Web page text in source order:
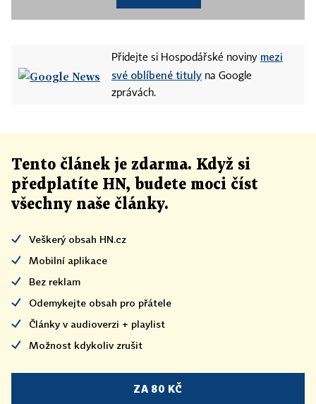
Přidejte si Hospodářské noviny mezi
své oblíbené tituly na Google
zprávách.
Tento článek je zdarma. Když si
předplatíte HN, budete moci číst
všechny naše články.
Veškerý obsah HN.cz
Mobilní aplikace
Bez reklam
Odemykejte obsah pro přátele
Články v audioverzi + playlist
Možnost kdykoliv zrušit
ZA 80 KČ